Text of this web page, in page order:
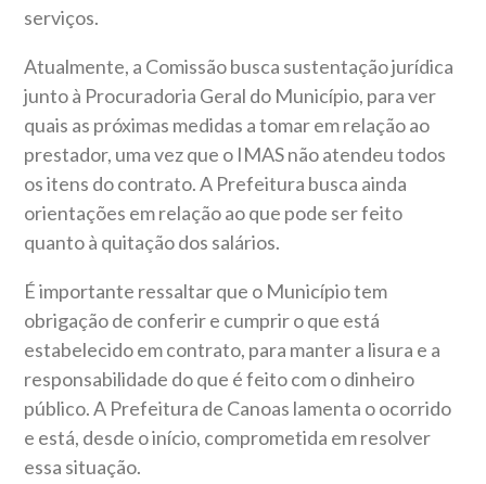
serviços.
Atualmente, a Comissão busca sustentação jurídica
junto à Procuradoria Geral do Município, para ver
quais as próximas medidas a tomar em relação ao
prestador, uma vez que o IMAS não atendeu todos
os itens do contrato. A Prefeitura busca ainda
orientações em relação ao que pode ser feito
quanto à quitação dos salários.
É importante ressaltar que o Município tem
obrigação de conferir e cumprir o que está
estabelecido em contrato, para manter a lisura e a
responsabilidade do que é feito com o dinheiro
público. A Prefeitura de Canoas lamenta o ocorrido
e está, desde o início, comprometida em resolver
essa situação.